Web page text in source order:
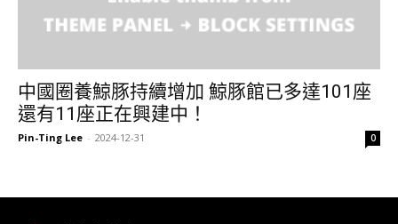
中國圈養鯨豚持續增加 鯨豚館已多達101座
還有11座正在興建中！
Pin-Ting Lee - 2024-12-31 0